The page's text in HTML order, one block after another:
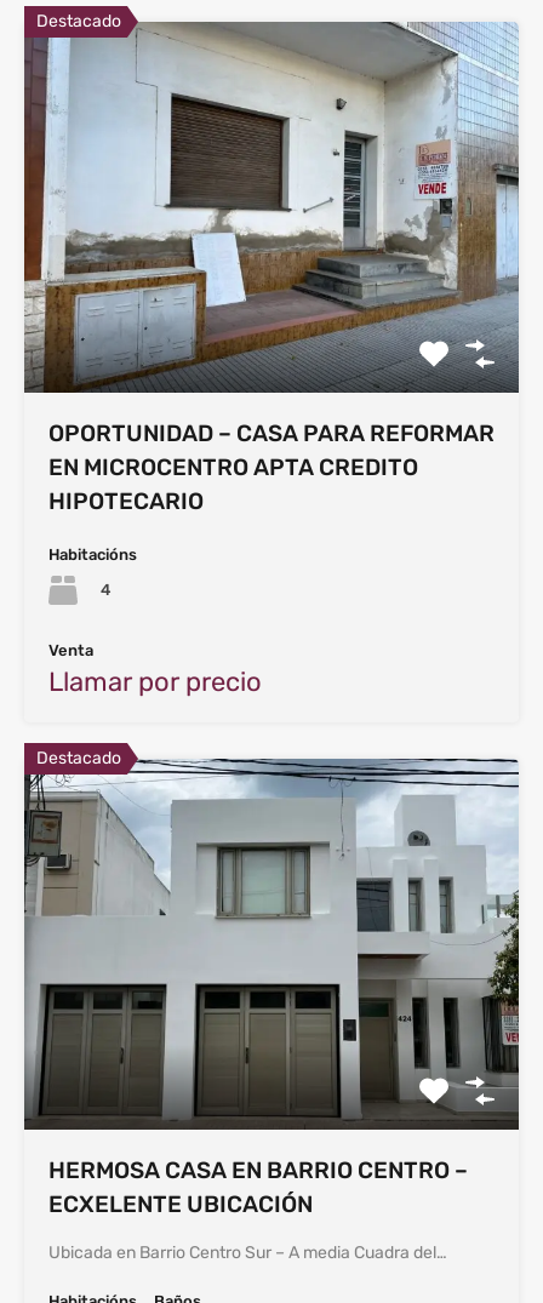
Destacado
OPORTUNIDAD – CASA PARA REFORMAR
EN MICROCENTRO APTA CREDITO
HIPOTECARIO
Habitacións
4
Venta
Llamar por precio
Destacado
HERMOSA CASA EN BARRIO CENTRO –
ECXELENTE UBICACIÓN
Ubicada en Barrio Centro Sur – A media Cuadra del…